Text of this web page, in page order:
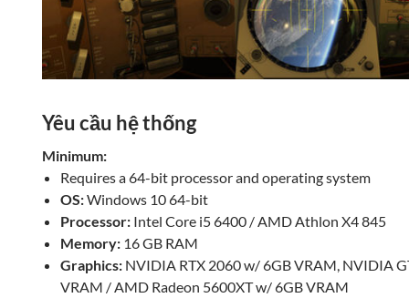
Yêu cầu hệ thống
Minimum:
Requires a 64-bit processor and operating system
OS:Windows 10 64-bit
Processor: Intel Core i5 6400 / AMD Athlon X4 845
Memory: 16 GB RAM
Graphics: NVIDIA RTX 2060 w/ 6GB VRAM, NVIDIA
VRAM / AMD Radeon 5600XT w/ 6GB VRAM